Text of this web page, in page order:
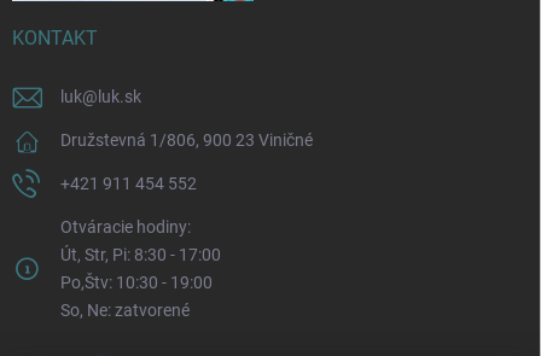
KONTAKT
luk@ luk.sk
Družstevná 1/806, 900 23 Viničné
+421 911 454 552
Otváracie hodiny:
Út, Str, Pi: 8:30 - 17:00
Po,Štv: 10:30 - 19:00
So, Ne: zatvorené